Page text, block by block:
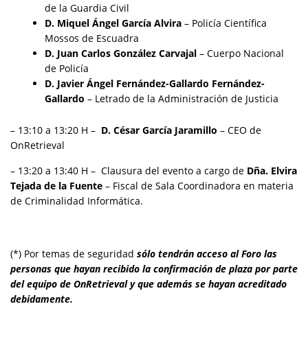
de la Guardia Civil
D. Miquel Ángel García Alvira – Policía Científica
Mossos de Escuadra
D. Juan Carlos González Carvajal – Cuerpo Nacional
de Policía
D. Javier Ángel Fernández-Gallardo Fernández-
Gallardo – Letrado de la Administración de Justicia
– 13:10 a 13:20 H – D. César García Jaramillo – CEO de
OnRetrieval
– 13:20 a 13:40 H – Clausura del evento a cargo de Dña. Elvira
Tejada de la Fuente – Fiscal de Sala Coordinadora en materia
de Criminalidad Informática.
(*) Por temas de seguridad sólo tendrán acceso al Foro las
personas que hayan recibido la confirmación de plaza por parte
del equipo de OnRetrieval y que además se hayan acreditado
debidamente.